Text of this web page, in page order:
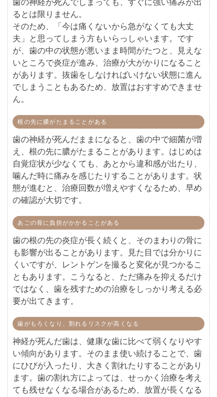
歯の神経が死んでしまっても、すぐに強い痛みが出
るとは限りません。
そのため、「今は痛くないから急がなくても大丈
夫」と思ってしまう方もいらっしゃいます。です
が、歯の中の状態が悪いまま時間がたつと、見えな
いところで炎症が進み、治療が大がかりになること
があります。抜歯をしなければいけない状態に進ん
でしまうこともあるため、放置はおすすめできませ
ん。
根の先に膿がたまることがある
歯の神経が死んだままになると、歯の中で細菌が増
え、根の先に膿がたまることがあります。はじめは
自覚症状が少なくても、あとから違和感が出たり、
噛んだ時に痛みを感じたりすることがあります。状
態が進むと、治療回数が増えやすくなるため、早め
の確認が大切です。
あごの骨に負担がかかることがある
歯の根の先の炎症が長く続くと、そのまわりの骨に
も影響が出ることがあります。見た目では分かりに
くいですが、レントゲンを撮ると変化が見つかるこ
ともあります。こうなると、ただ痛みを抑えるだけ
ではなく、歯を残すための治療をしっかり考える必
要が出てきます。
歯がもろくなり、割れるリスクが高くなる
神経が死んだ歯は、健康な歯に比べて弱くなりやす
い傾向があります。そのまま使い続けることで、歯
にひびが入ったり、大きく割れたりすることがあり
ます。歯の割れ方によっては、せっかく治療を考え
ても残せなくなる場合があるため、放置が長くなる